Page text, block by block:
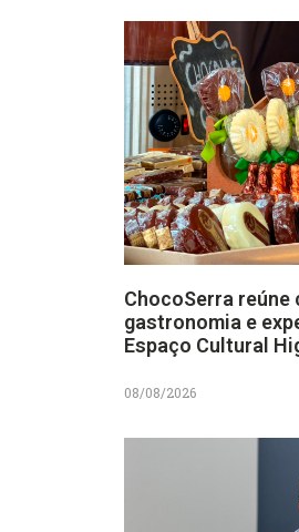
ChocoSerra reúne
gastronomia e
Espaço Cultural
08/08/2026